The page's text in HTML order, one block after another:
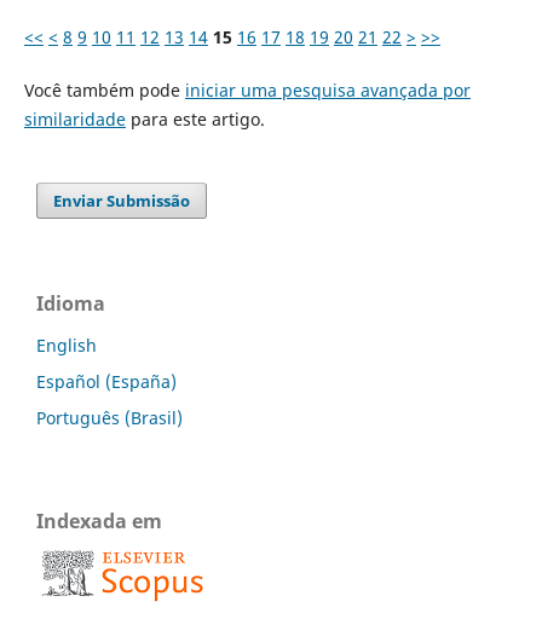
<< < 8 9 10 11 12 13 14 15 16 17 18 19 20 21 22 > >>
Você também pode iniciar uma pesquisa avançada por
similaridadepara este artigo.
Enviar Submissão
Idioma
English
Español (España)
Português (Brasil)
Indexada em